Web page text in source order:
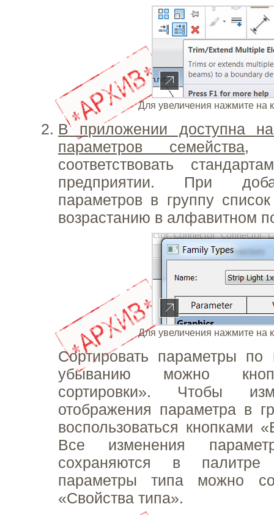
Для увеличения нажмите на
В приложении доступна
параметров семейства,
соответствовать
предприятии. При
параметров в группу
возрастанию в алфавитном
Для увеличения нажмите на
Сортировать параметры по
убыванию можно
сортировки». Чтобы
отображения параметра в
воспользоваться кнопками
Все изменения
сохраняются в
параметры типа можно
«Свойства типа».